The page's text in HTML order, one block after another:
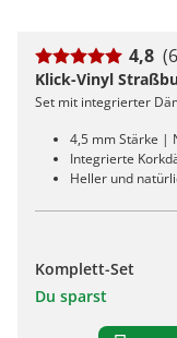
4,8
Klick-Vinyl
Set mit integrierter
4,5 mm Stärke |
Integrierte
Heller und
Komplett-Set
Du sparst